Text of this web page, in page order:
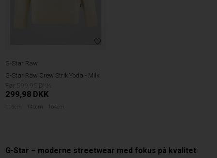
G-Star Raw
G-Star Raw Crew Strik Yoda - Milk
599,95
299,98 DKK
116cm 140cm 164cm
G-Star – moderne streetwear med fokus på kvalitet